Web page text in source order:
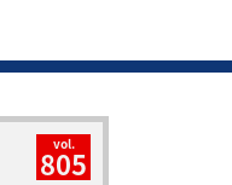
vol.
805